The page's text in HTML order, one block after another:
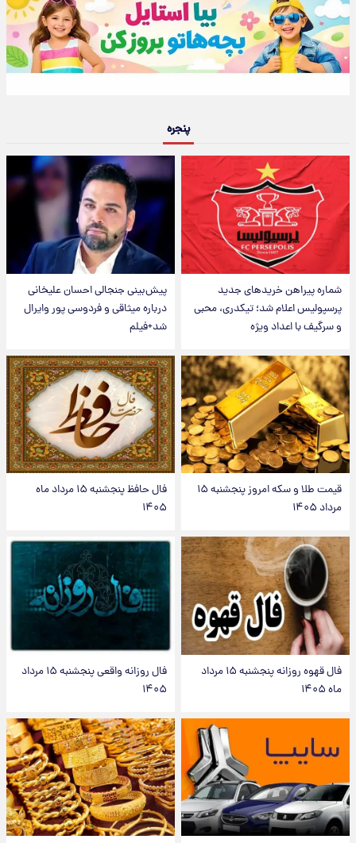
پنجره
شماره پیراهن خریدهای جدید
پرسپولیس اعلام شد؛ تیکدری، محبی
و سرگیف با اعداد ویژه
پیش‌بینی جنجالی احسان علیخانی
درباره میثاقی و فردوسی پور وایرال
شد+فیلم
قیمت طلا و سکه امروز پنجشنبه ۱۵
مرداد ۱۴۰۵
فال حافظ پنجشنبه ۱۵ مرداد ماه
۱۴۰۵
فال قهوه روزانه پنجشنبه ۱۵ مرداد
ماه ۱۴۰۵
فال روزانه واقعی پنجشنبه ۱۵ مرداد
۱۴۰۵